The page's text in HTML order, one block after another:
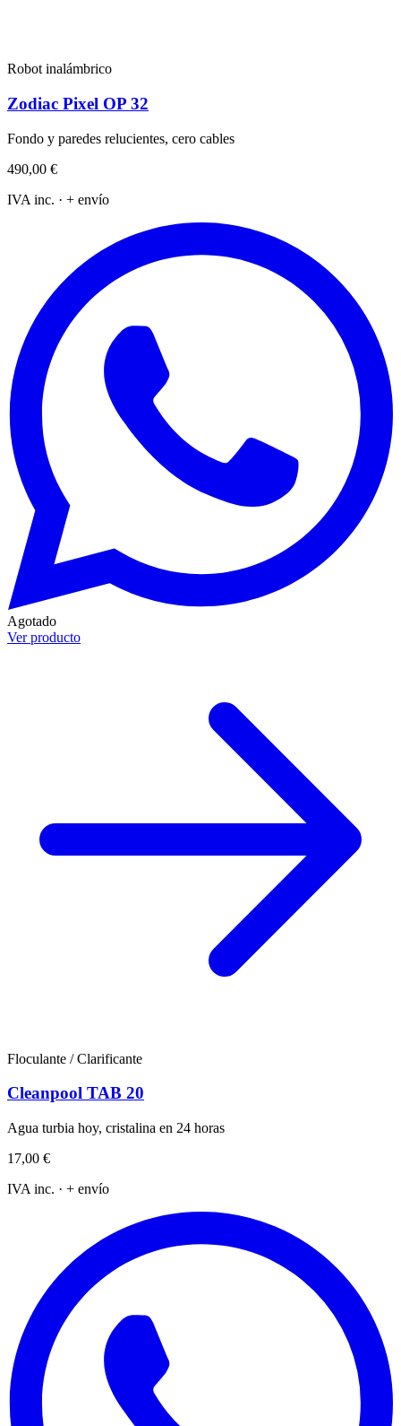
Robot inalámbrico
Zodiac Pixel OP 32
Fondo y paredes relucientes, cero cables
490,00 €
IVA inc. · + envío
Agotado
Ver producto
Floculante / Clarificante
Cleanpool TAB 20
Agua turbia hoy, cristalina en 24 horas
17,00 €
IVA inc. · + envío